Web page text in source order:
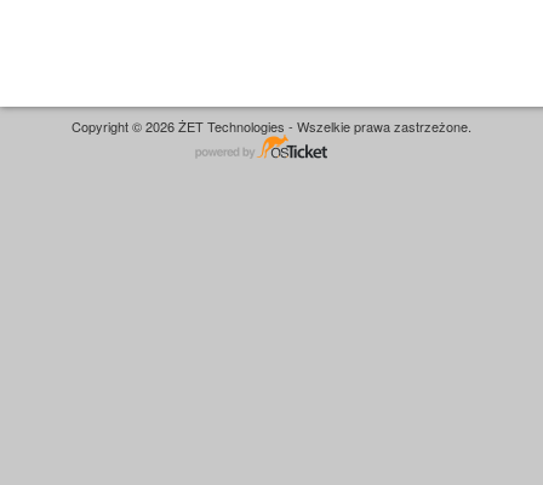
Copyright © 2026 ŻET Technologies - Wszelkie prawa zastrzeżone.